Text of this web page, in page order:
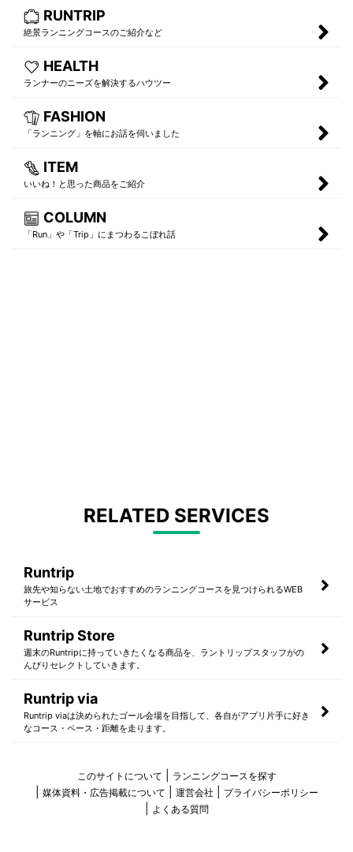
RUNTRIP
絶景ランニングコースのご紹介など
HEALTH
ランナーのニーズを解決するハウツー
FASHION
「ランニング」を軸にお話を伺いました
ITEM
いいね！と思った商品をご紹介
COLUMN
「Run」や「Trip」にまつわるこぼれ話
RELATED SERVICES
Runtrip
旅先や知らない土地でおすすめのランニングコースを見つけられるWEB
サービス
Runtrip Store
週末のRuntripに持っていきたくなる商品を、ラントリップスタッフがの
んびりセレクトしていきます。
Runtrip via
Runtrip viaは決められたゴール会場を目指して、各自がアプリ片手に好き
なコース・ペース・距離を走ります。
このサイトについて
ランニングコースを探す
媒体資料・広告掲載について
運営会社
プライバシーポリシー
よくある質問